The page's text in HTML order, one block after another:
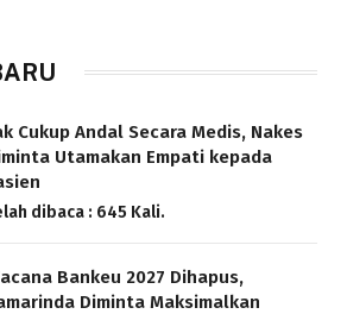
Cukup Andal Secara Medis, Nakes
Utamakan Empati kepada
dibaca : 645 Kali.
Bankeu 2027 Dihapus,
Diminta Maksimalkan